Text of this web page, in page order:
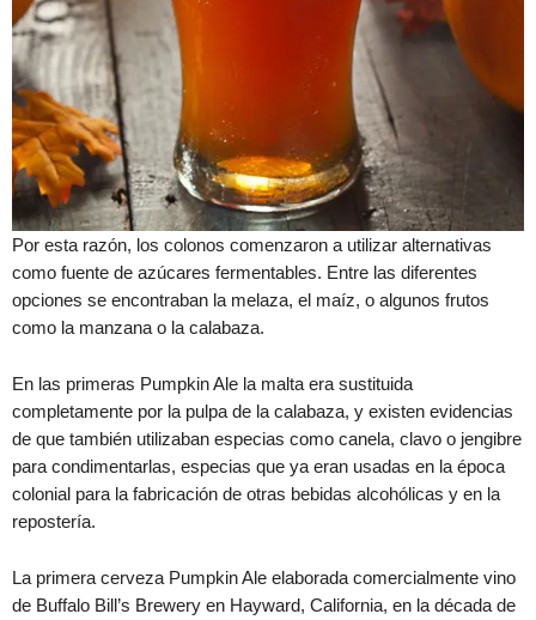
Por esta razón, los colonos comenzaron a utilizar alternativas
como fuente de azúcares fermentables. Entre las diferentes
opciones se encontraban la melaza, el maíz, o algunos frutos
como la manzana o la calabaza.
En las primeras Pumpkin Ale la malta era sustituida
completamente por la pulpa de la calabaza, y existen evidencias
de que también utilizaban especias como canela, clavo o jengibre
para condimentarlas, especias que ya eran usadas en la época
colonial para la fabricación de otras bebidas alcohólicas y en la
repostería.
La primera cerveza Pumpkin Ale elaborada comercialmente vino
de Buffalo Bill’s Brewery en Hayward, California, en la década de